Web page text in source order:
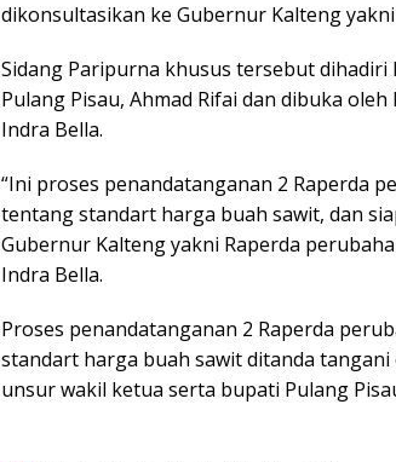
dikonsultasikan ke Gubernur Kalteng
Sidang Paripurna khusus tersebut
Pulang Pisau, Ahmad Rifai dan dibuka oleh
Indra Bella.
“Ini proses penandatanganan 2 Raperda
tentang standart harga buah sawit, dan
Gubernur Kalteng yakni Raperda
Indra Bella.
Proses penandatanganan 2 Raperda
standart harga buah sawit ditanda tangani
unsur wakil ketua serta bupati Pulang